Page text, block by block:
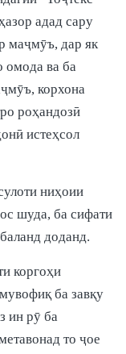
адад сару
маҷмӯъ, дар як
омода ва ба
корхона
роҳандозӣ
истеҳсол
ниҳоии
шуда, ба сифати
доданд.
коргоҳи
ба завқу
ин рӯ ба
то ҷое